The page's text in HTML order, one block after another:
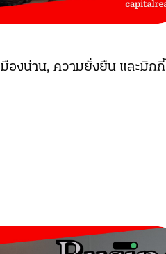
องน่าน, ความยั่งยืน และมิกกี้